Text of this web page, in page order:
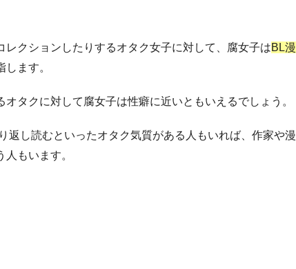
レクションしたりするオタク女子に対して、腐女子はBL漫
します。
タクに対して腐女子は性癖に近いともいえるでしょう。
返し読むといったオタク気質がある人もいれば、作家や漫
もいます。